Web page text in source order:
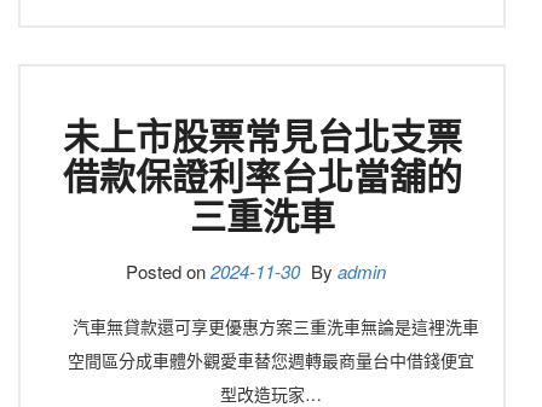
未上市股票常見台北支票
借款保證利率台北當舖的
三重洗車
Posted on2024-11-30 By admin
汽車無貸款還可享更優惠方案三重洗車無論是這裡洗車
空間區分成車體外觀愛車替您週轉最商量台中借錢便宜
型改造玩家…